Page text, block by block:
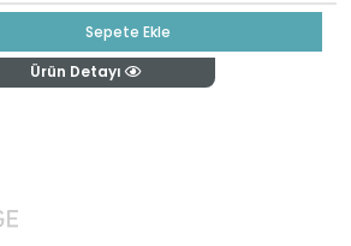
Sepete Ekle
Ürün Detayı